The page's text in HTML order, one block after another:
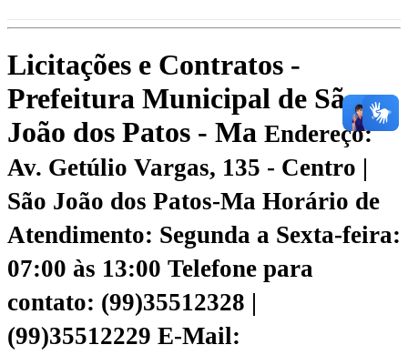
Licitações e Contratos -
Prefeitura Municipal de São
João dos Patos - Ma Endereço:
Av. Getúlio Vargas, 135 - Centro |
São João dos Patos-Ma Horário de
Atendimento: Segunda a Sexta-feira:
07:00 às 13:00 Telefone para
contato: (99)35512328 |
(99)35512229 E-Mail: